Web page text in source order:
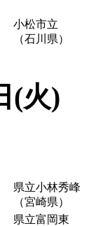
小松市立
（石川県）
(火)
県立小林秀峰
（宮崎県）
県立富岡東